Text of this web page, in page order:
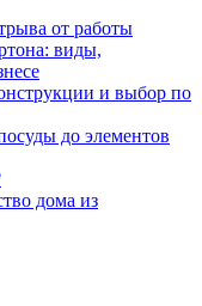
от работы
виды,
и выбор по
до элементов
дома из